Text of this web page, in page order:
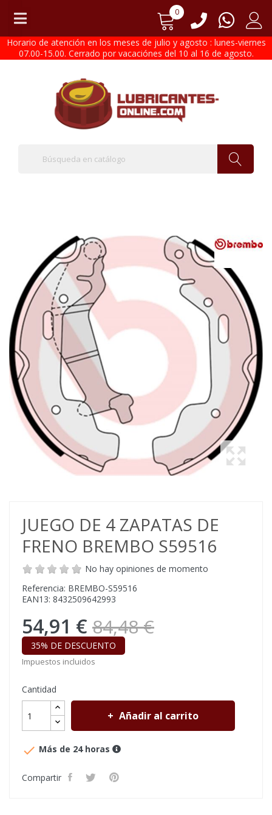
0
Horario de atención en los meses de julio y agosto : lunes-viernes
07.00-15.00. Cerrado por vacaciónes del 10 al 16 de agosto.
JUEGO DE 4 ZAPATAS DE
FRENO BREMBO S59516
No hay opiniones de momento
Referencia: BREMBO-S59516
EAN13: 8432509642993
54,91 € 84,48 €
35% DE DESCUENTO
Impuestos incluidos
Cantidad
Añadir al carrito
 Más de 24 horas
Compartir